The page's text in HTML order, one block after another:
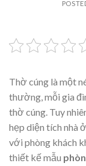
Thờ cúng là một
thường, mỗi gia
thờ cúng. Tuy
hẹp diện tích nhà
với phòng khách
thiết kế mẫu